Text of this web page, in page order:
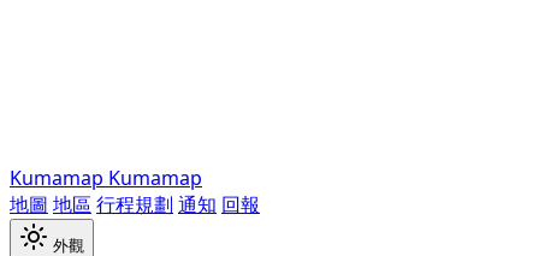
Kumamap Kumamap
地圖 地區 行程規劃 通知 回報
外觀